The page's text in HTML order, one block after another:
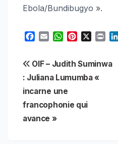
Ebola/Bundibugyo ».
e
b
o
o
k
i
l
W
t
s
A
p
p
t
e
s
n
Navigation
de
l’article
OIF – Judith Suminwa
: Juliana Lumumba «
incarne une
francophonie qui
avance »